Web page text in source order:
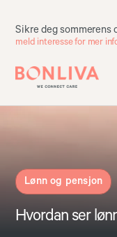
Sikre deg sommerens
meld interesse for mer
Lønn og pensjon
Hvordan ser